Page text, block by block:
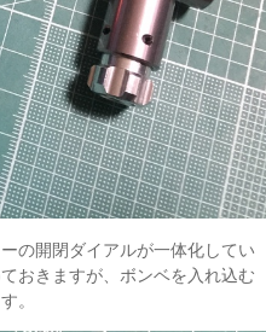
の開閉ダイアルが一体化してい
おきますが、ボンベを入れ込む
。